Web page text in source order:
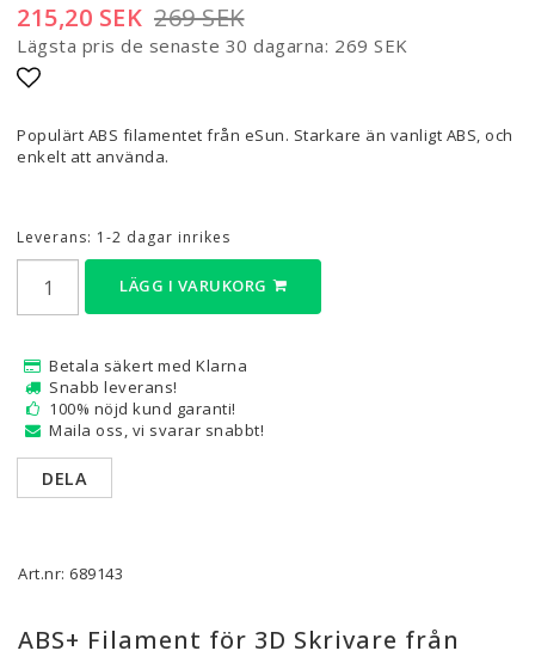
269 SEK
215,20 SEK
Lägsta pris de senaste 30 dagarna 269 SEK
Populärt ABS filamentet från eSun. Starkare än vanligt ABS, och
enkelt att använda.
Leverans: 1-2 dagar inrikes
LÄGG I VARUKORG
Betala säkert med Klarna
Snabb leverans!
100% nöjd kund garanti!
Maila oss, vi svarar snabbt!
DELA
Art.nr: 689143
ABS+ Filament för 3D Skrivare från